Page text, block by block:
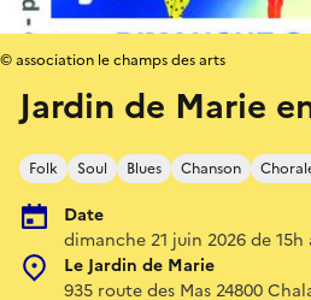
Jardin de Marie
Folk Soul Blues Chanson
Date
dimanche 21 juin 2026 de 15h
Le Jardin de Marie
935 route des Mas 24800
© association le champs des arts